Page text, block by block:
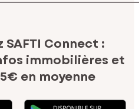
SAFTI Connect :
immobilières et
en moyenne